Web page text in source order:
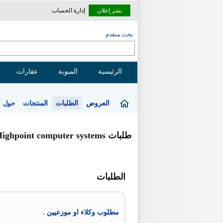
نشر إعلان إدارة الحساب
بحث متقدم
الرئيسية المبوبة عقارات
العروض الطلبات المنتجات حول
طلبات Highpoint computer systems
الطلبات
مطلوب وكلاء او موزعيين .